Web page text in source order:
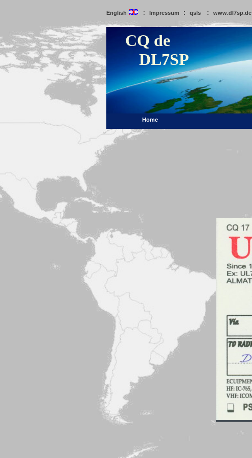
English : Impressum : qsls : www.dl7sp.de
CQ de
DL7SP
Home